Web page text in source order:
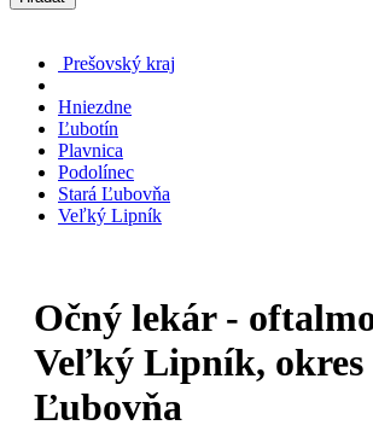
Prešovský kraj
Hniezdne
Ľubotín
Plavnica
Podolínec
Stará Ľubovňa
Veľký Lipník
Očný lekár -
Veľký Lipník, okres
Ľubovňa